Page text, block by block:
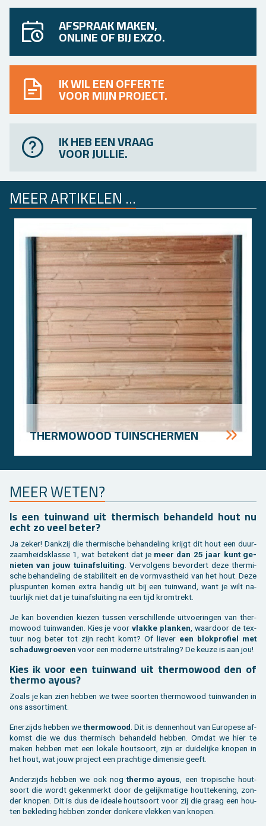
AFSPRAAK MAKEN,
ONLINE OF BIJ EXZO.
IK WIL EEN OFFERTE
VOOR MIJN PROJECT.
IK HEB EEN VRAAG
VOOR JULLIE.
MEER AR­TI­KE­LEN ...
THER­MO­WOOD TUIN­SCHER­MEN
MEER WETEN?
Is een tuin­wand uit ther­misch be­han­deld hout nu
echt zo veel beter?
Ja zeker! Dank­zij die ther­mi­sche be­han­de­ling krijgt dit hout een duur­
zaam­heids­klas­se 1, wat be­te­kent dat je meer dan 25 jaar kunt ge­
nie­ten van jouw tuin­af­slui­ting. Ver­vol­gens be­vor­dert deze ther­mi­
sche be­han­de­ling de sta­bi­li­teit en de vorm­vast­heid van het hout. Deze
plus­pun­ten komen extra han­dig uit bij een tuin­wand, want je wilt na­
tuur­lijk niet dat je tuin­af­slui­ting na een tijd krom­trekt.
Je kan bo­ven­dien kie­zen tus­sen ver­schil­len­de uit­voe­rin­gen van ther­
mo­wood tuin­wan­den. Kies je voor vlak­ke plan­ken, waar­door de tex­
tuur nog beter tot zijn recht komt? Of lie­ver een blok­pro­fiel met
scha­duw­groe­ven voor een mo­der­ne uit­stra­ling? De keuze is aan jou!
Kies ik voor een tuin­wand uit ther­mo­wood den of
ther­mo ayous?
Zoals je kan zien heb­ben we twee soor­ten ther­mo­wood tuin­wan­den in
ons as­sor­ti­ment.
Ener­zijds heb­ben wether­mo­wood. Dit is den­nen­hout van Eu­ro­pe­se af­
komst die we dus ther­misch be­han­deld heb­ben. Omdat we hier te
maken heb­ben met een lo­ka­le hout­soort, zijn er dui­de­lij­ke kno­pen in
het hout, wat jouw pro­ject een prach­ti­ge di­men­sie geeft.
An­der­zijds heb­ben we ook nog ther­mo ayous, een tro­pi­sche hout­
soort die wordt ge­ken­merkt door de ge­lijk­ma­ti­ge hout­te­ke­ning, zon­
der kno­pen. Dit is dus de ide­a­le hout­soort voor zij die graag een hou­
ten be­kle­ding heb­ben zon­der don­ke­re vlek­ken van kno­pen.